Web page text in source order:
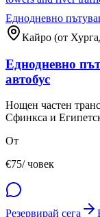
Еднодневно
Кайро (от
Еднодневно
автобус
Нощен частен
Сфинкса и
От
€75/ човек
Резервирай сега